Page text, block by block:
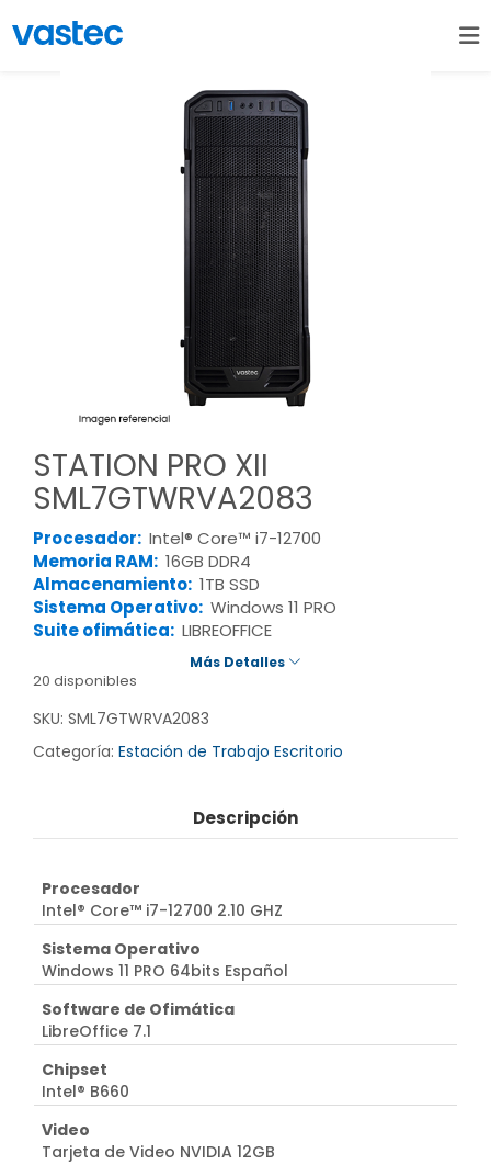
STATION PRO XII
SML7GTWRVA2083
Procesador: Intel® Core™ i7-12700
Memoria RAM: 16GB DDR4
Almacenamiento: 1TB SSD
Sistema Operativo: Windows 11 PRO
Suite ofimática: LIBREOFFICE
Más Detalles
20 disponibles
SKU: SML7GTWRVA2083
Categoría: Estación de Trabajo Escritorio
Descripción
Procesador
Intel® Core™ i7-12700 2.10 GHZ
Sistema Operativo
Windows 11 PRO 64bits Español
Software de Ofimática
LibreOffice 7.1
Chipset
Intel® B660
Video
Tarjeta de Video NVIDIA 12GB